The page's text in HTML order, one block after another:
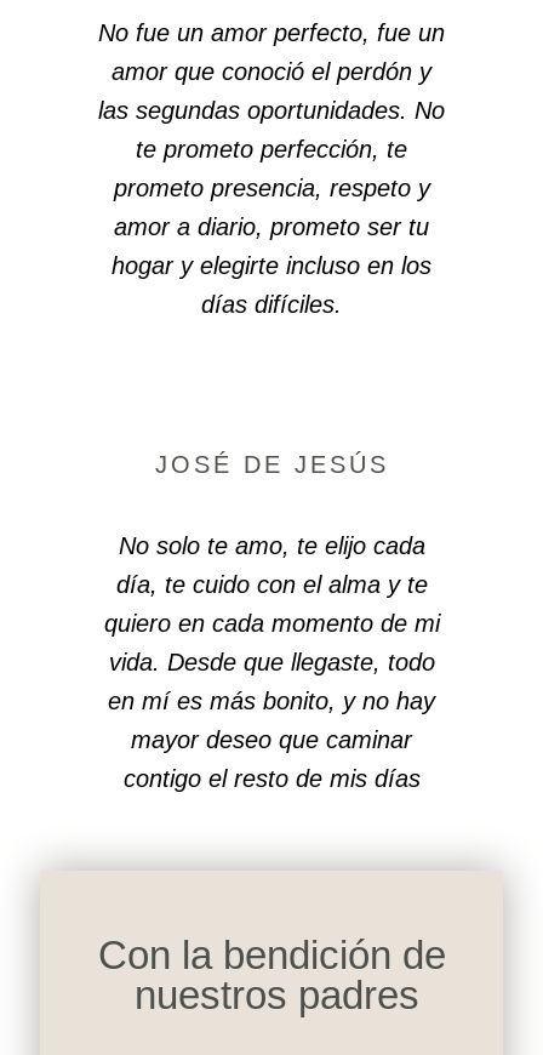
No fue un amor perfecto, fue un
amor que conoció el perdón y
las segundas oportunidades. No
te prometo perfección, te
prometo presencia, respeto y
amor a diario, prometo ser tu
hogar y elegirte incluso en los
días difíciles.
JOSÉ DE JESÚS
No solo te amo, te elijo cada
día, te cuido con el alma y te
quiero en cada momento de mi
vida. Desde que llegaste, todo
en mí es más bonito, y no hay
mayor deseo que caminar
contigo el resto de mis días
Con la bendición de
nuestros padres